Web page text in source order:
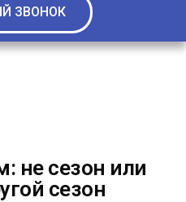
ЗВОНОК
не сезон или
сезон